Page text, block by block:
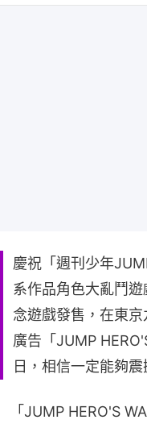
慶祝「週刊少年
系作品角色大亂鬥
念遊戲發售，在東
廣告「JUMP
日，相信一定能夠
「JUMP HERO'S